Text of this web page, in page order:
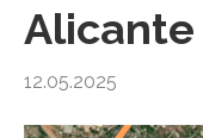
Alicante
12.05.2025